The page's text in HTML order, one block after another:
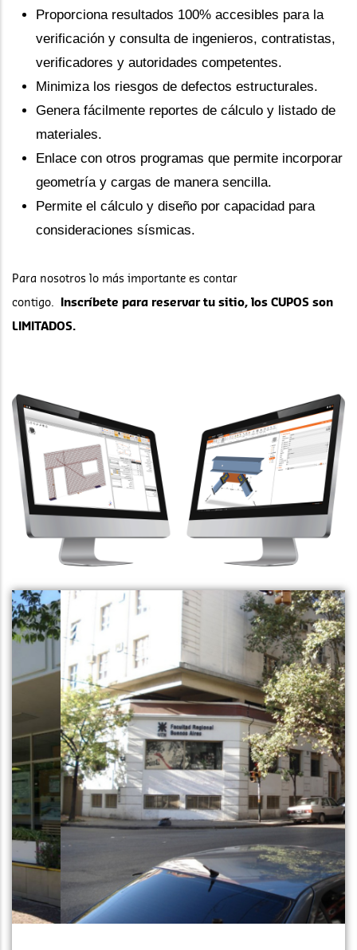
Proporciona resultados 100% accesibles para la
verificación y consulta de ingenieros, contratistas,
verificadores y autoridades competentes.
Minimiza los riesgos de defectos estructurales.
Genera fácilmente reportes de cálculo y listado de
materiales.
Enlace con otros programas que permite incorporar
geometría y cargas de manera sencilla.
Permite el cálculo y diseño por capacidad para
consideraciones sísmicas.
Para nosotros lo más importante es contar
contigo. Inscríbete para reservar tu sitio, los CUPOS son
LIMITADOS.